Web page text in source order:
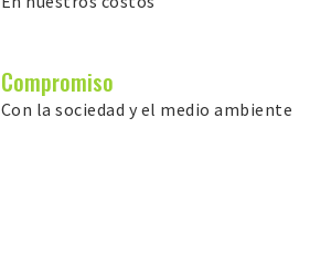
Compromiso
Con la sociedad y el medio ambiente